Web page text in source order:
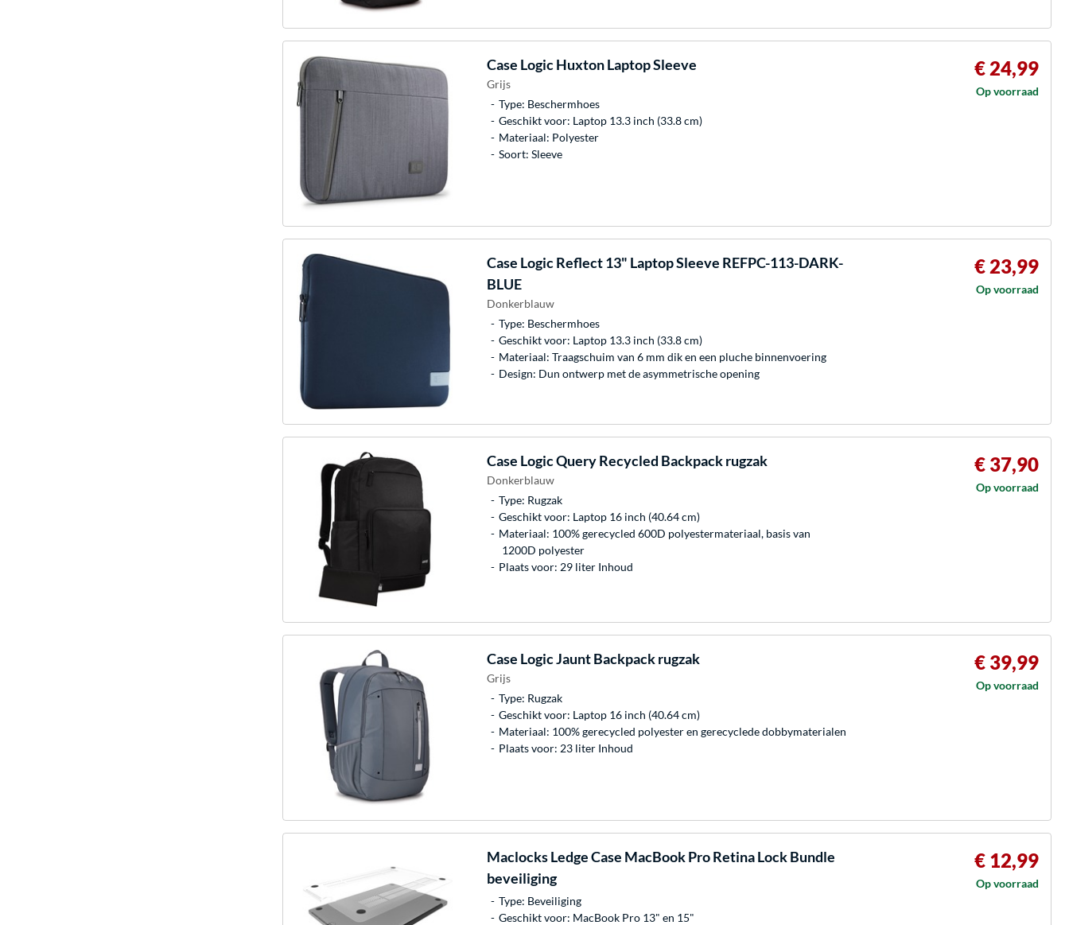
Case LogicHuxton Laptop Sleeve
Grijs
Type: Beschermhoes
Geschikt voor: Laptop 13.3 inch (33.8 cm)
Materiaal: Polyester
Soort: Sleeve
€ 24,99
Op voorraad
Case LogicReflect 13" Laptop Sleeve REFPC-113-DARK-
BLUE
Donkerblauw
Type: Beschermhoes
Geschikt voor: Laptop 13.3 inch (33.8 cm)
Materiaal: Traagschuim van 6 mm dik en een pluche binnenvoering
Design: Dun ontwerp met de asymmetrische opening
€ 23,99
Op voorraad
Case LogicQuery Recycled Backpack rugzak
Donkerblauw
Type: Rugzak
Geschikt voor: Laptop 16 inch (40.64 cm)
Materiaal: 100% gerecycled 600D polyestermateriaal, basis van
1200D polyester
Plaats voor: 29 liter Inhoud
€ 37,90
Op voorraad
Case LogicJaunt Backpack rugzak
Grijs
Type: Rugzak
Geschikt voor: Laptop 16 inch (40.64 cm)
Materiaal: 100% gerecycled polyester en gerecyclede dobbymaterialen
Plaats voor: 23 liter Inhoud
€ 39,99
Op voorraad
MaclocksLedge Case MacBook Pro Retina Lock Bundle
beveiliging
Type: Beveiliging
Geschikt voor: MacBook Pro 13" en 15"
€ 12,99
Op voorraad